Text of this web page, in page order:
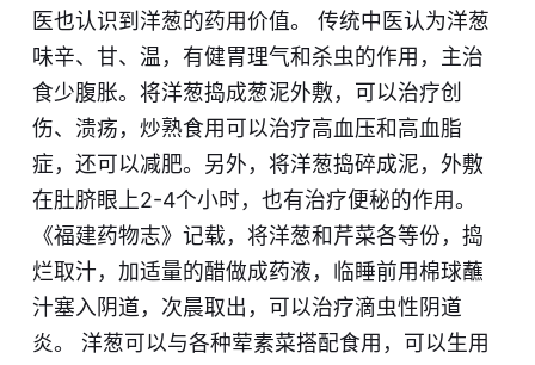
医也认识到洋葱的药用价值。 传统中医认为洋葱
味辛、甘、温，有健胃理气和杀虫的作用，主治
食少腹胀。将洋葱捣成葱泥外敷，可以治疗创
伤、溃疡，炒熟食用可以治疗高血压和高血脂
症，还可以减肥。另外，将洋葱捣碎成泥，外敷
在肚脐眼上2-4个小时，也有治疗便秘的作用。
《福建药物志》记载，将洋葱和芹菜各等份，捣
烂取汁，加适量的醋做成药液，临睡前用棉球蘸
汁塞入阴道，次晨取出，可以治疗滴虫性阴道
炎。 洋葱可以与各种荤素菜搭配食用，可以生用